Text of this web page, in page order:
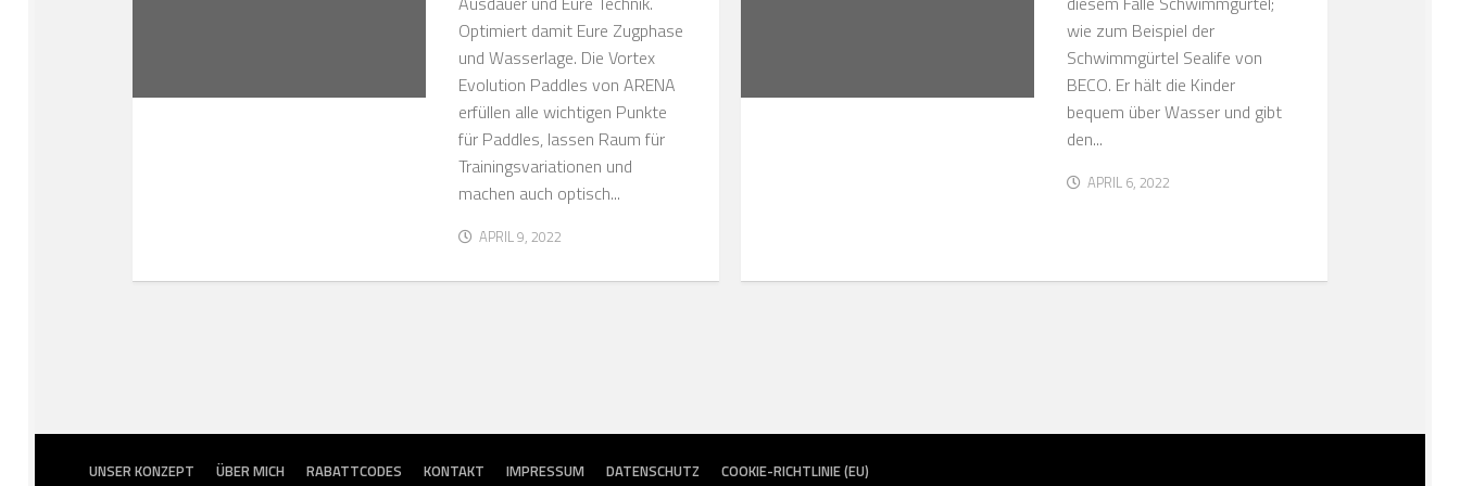
Optimiert damit Eure Zugphase
und Wasserlage. Die Vortex
Evolution Paddles von ARENA
erfüllen alle wichtigen Punkte
für Paddles, lassen Raum für
Trainingsvariationen und
machen auch optisch...
APRIL 9, 2022
wie zum Beispiel der
Schwimmgürtel Sealife von
BECO. Er hält die Kinder
bequem über Wasser und gibt
den...
APRIL 6, 2022
UNSER KONZEPT ÜBER MICH RABATTCODES KONTAKT IMPRESSUM DATENSCHUTZ COOKIE-RICHTLINIE (EU)